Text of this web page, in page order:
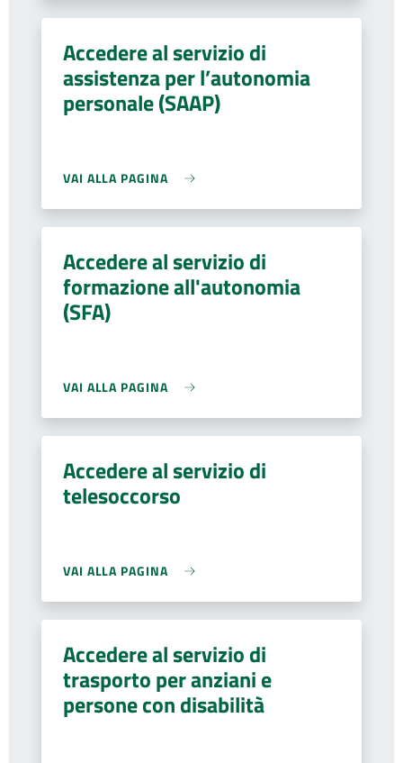
Accedere al servizio di
assistenza per l’autonomia
personale (SAAP)
VAI ALLA PAGINA
Accedere al servizio di
formazione all'autonomia
(SFA)
VAI ALLA PAGINA
Accedere al servizio di
telesoccorso
VAI ALLA PAGINA
Accedere al servizio di
trasporto per anziani e
persone con disabilità